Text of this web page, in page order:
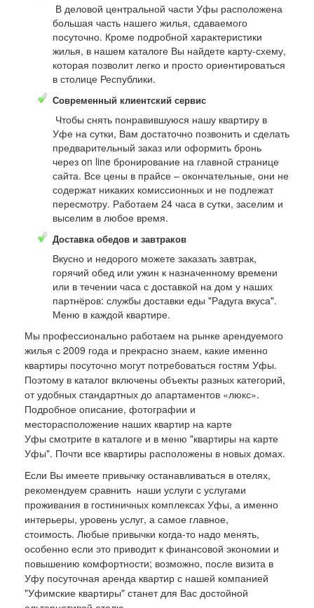
В деловой центральной части Уфы расположена
большая часть нашего жилья, сдаваемого
посуточно. Кроме подробной характеристики
жилья, в нашем каталоге Вы найдете карту-схему,
которая позволит легко и просто ориентироваться
в столице Республики.
Современный клиентский сервис
Чтобы снять понравившуюся нашу квартиру в
Уфе на сутки, Вам достаточно позвонить и сделать
предварительный заказ или оформить бронь
через on line бронирование на главной странице
сайта. Все цены в прайсе – окончательные, они не
содержат никаких комиссионных и не подлежат
пересмотру. Работаем 24 часа в сутки, заселим и
выселим в любое время.
Доставка обедов и завтраков
Вкусно и недорого можете заказать завтрак,
горячий обед или ужин к назначенному времени
или в течении часа с доставкой на дом у наших
партнёров: службы доставки еды "Радуга вкуса".
Меню в каждой квартире.
Мы профессионально работаем на рынке арендуемого
жилья с 2009 года и прекрасно знаем, какие именно
квартиры посуточно могут потребоваться гостям Уфы.
Поэтому в каталог включены объекты разных категорий,
от удобных стандартных до апартаментов «люкс».
Подробное описание, фотографии и
месторасположение наших квартир на карте
Уфы смотрите в каталоге и в меню "квартиры на карте
Уфы". Почти все квартиры расположены в новых домах.
Если Вы имеете привычку останавливаться в отелях,
рекомендуем сравнить наши услуги с услугами
проживания в гостиничных комплексах Уфы, а именно
интерьеры, уровень услуг, а самое главное,
стоимость. Любые привычки когда-то надо менять,
особенно если это приводит к финансовой экономии и
повышению комфортности; возможно, после визита в
Уфу посуточная аренда квартир с нашей компанией
"Уфимские квартиры" станет для Вас достойной